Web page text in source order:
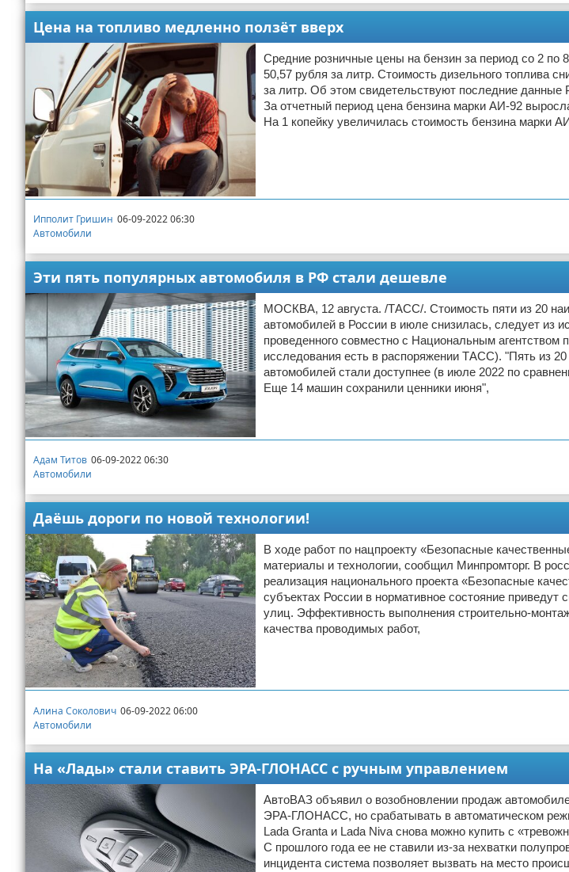
Цена на топливо медленно ползёт вверх
Средние розничные цены на бензин за период со 2 по
50,57 рубля за литр. Стоимость дизельного топлива
за литр. Об этом свидетельствуют последние данные
За отчетный период цена бензина марки АИ-92
На 1 копейку увеличилась стоимость бензина марки
Ипполит Гришин 06-09-2022 06:30
Автомобили
Эти пять популярных автомобиля в РФ стали дешевле
МОСКВА, 12 августа. /ТАСС/. Стоимость пяти из 20
автомобилей в России в июле снизилась, следует из
проведенного совместно с Национальным
исследования есть в распоряжении ТАСС). "Пять из
автомобилей стали доступнее (в июле 2022 по
Еще 14 машин сохранили ценники июня",
Адам Титов 06-09-2022 06:30
Автомобили
Даёшь дороги по новой технологии!
В ходе работ по нацпроекту «Безопасные
материалы и технологии, сообщил Минпромторг. В
реализация национального проекта «Безопасные
субъектах России в нормативное состояние приведут
улиц. Эффективность выполнения строительно-
качества проводимых работ,
Алина Соколович 06-09-2022 06:00
Автомобили
На «Лады» стали ставить ЭРА-ГЛОНАСС с ручным управлением
АвтоВАЗ объявил о возобновлении продаж
ЭРА-ГЛОНАСС, но срабатывать в автоматическом
Lada Granta и Lada Niva снова можно купить с
С прошлого года ее не ставили из-за нехватки
инцидента система позволяет вызвать на место